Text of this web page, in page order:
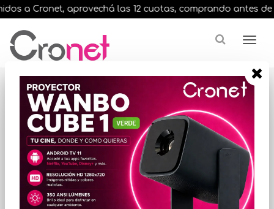
a Cronet, aprovechá las 12 cuotas, comprando antes de